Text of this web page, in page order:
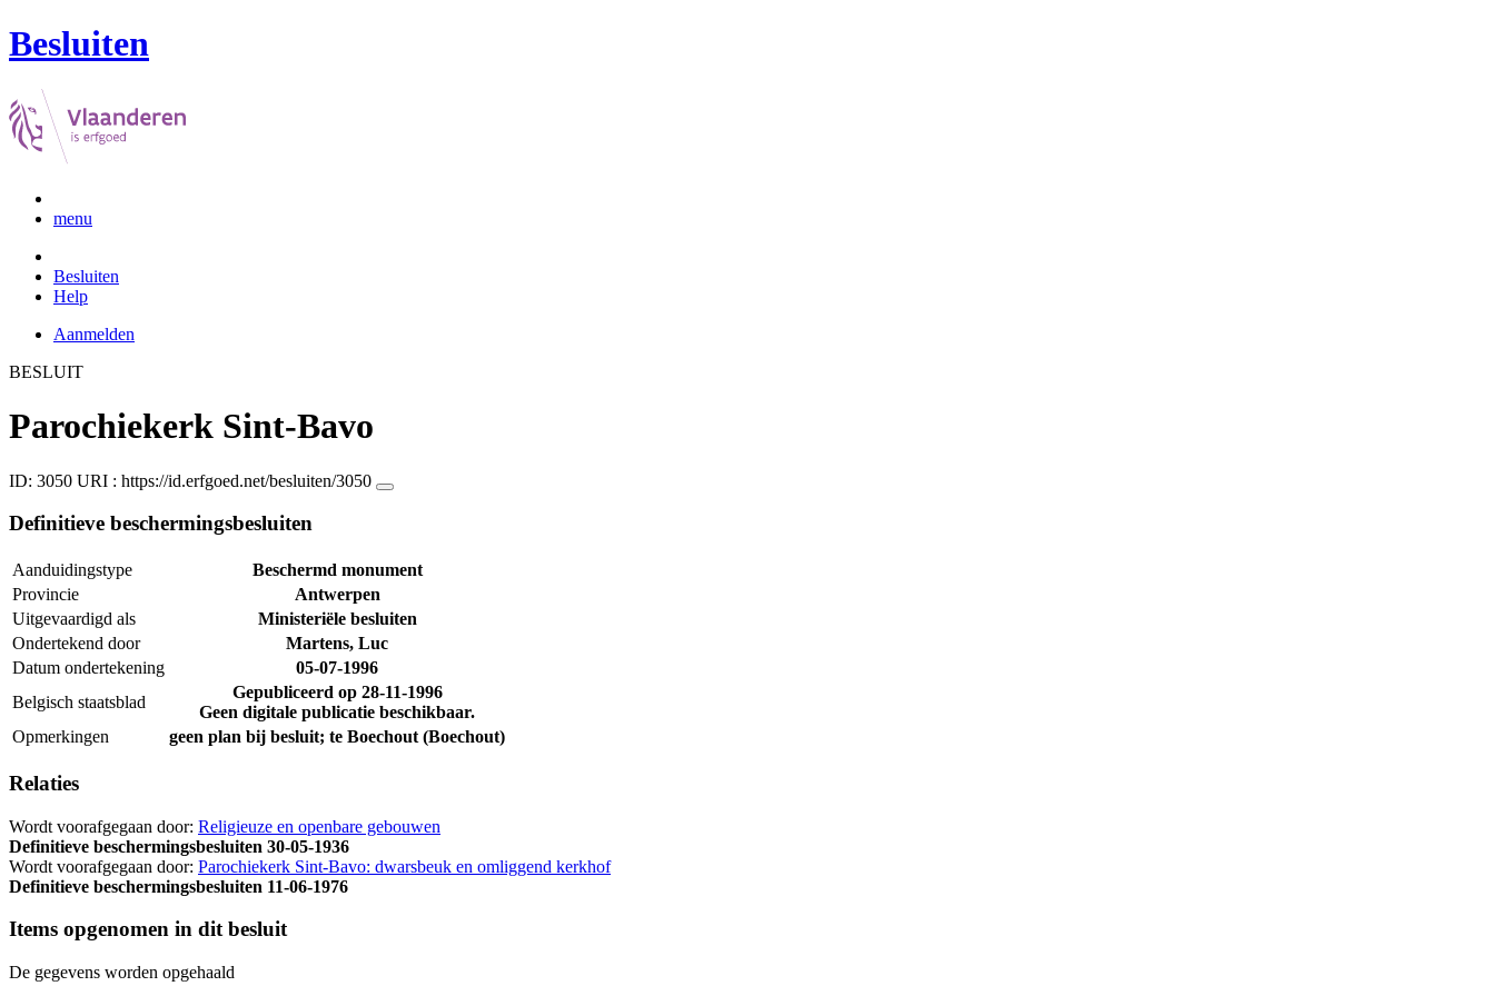
Besluiten
menu
Besluiten
Help
Aanmelden
BESLUIT
Parochiekerk Sint-Bavo
ID: 3050 URI : https://id.erfgoed.net/besluiten/3050
Definitieve beschermingsbesluiten
Aanduidingstype
Beschermd monument
Provincie
Antwerpen
Uitgevaardigd als
Ministeriële besluiten
Ondertekend door
Martens, Luc
Datum ondertekening
05-07-1996
Belgisch staatsblad
Gepubliceerd op 28-11-1996
Geen digitale publicatie beschikbaar.
Opmerkingen
geen plan bij besluit; te Boechout (Boechout)
Relaties
Wordt voorafgegaan door: Religieuze en openbare gebouwen
Definitieve beschermingsbesluiten 30-05-1936
Wordt voorafgegaan door: Parochiekerk Sint-Bavo: dwarsbeuk en omliggend kerkhof
Definitieve beschermingsbesluiten 11-06-1976
Items opgenomen in dit besluit
De gegevens worden opgehaald